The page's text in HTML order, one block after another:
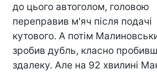
до цього автоголом, головою
переправив м'яч після подачі
кутового. А потім
зробив дубль, класно
здалеку. Але на 92 хвилині